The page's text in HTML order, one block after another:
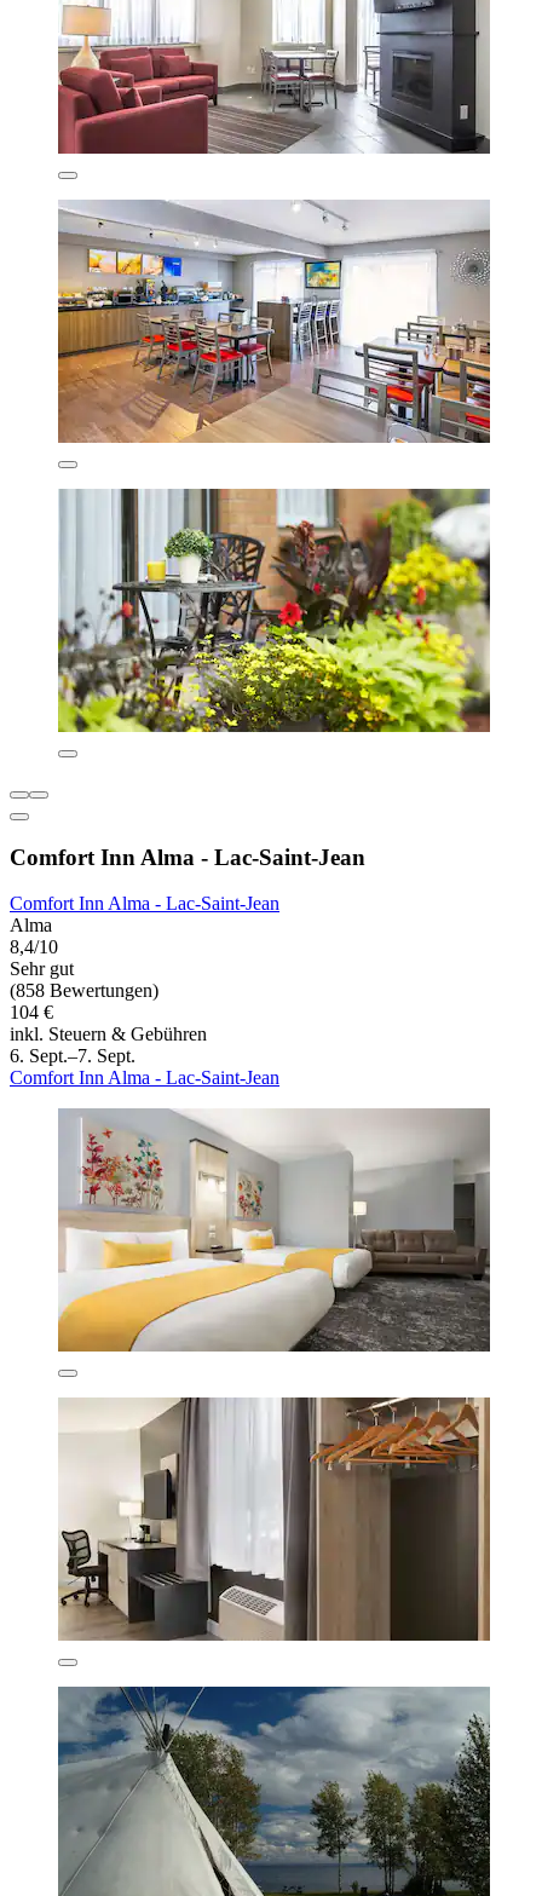
Comfort Inn Alma - Lac-Saint-Jean
Comfort Inn Alma - Lac-Saint-Jean
Alma
8,4/10
Sehr gut
(858 Bewertungen)
104 €
inkl. Steuern & Gebühren
6. Sept.–7. Sept.
Comfort Inn Alma - Lac-Saint-Jean